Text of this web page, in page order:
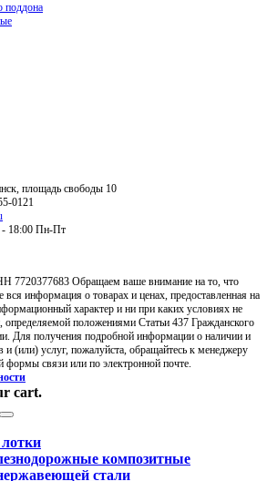
поддона
площадь свободы 10
0121
- 18:00 Пн-Пт
Обращаем ваше внимание на то, что
вся информация о товарах и ценах, предоставленная на
характер и ни при каких условиях не
определяемой положениями Статьи 437 Гражданского
Для получения подробной информации о наличии и
и (или) услуг, пожалуйста, обращайтесь к менеджеру
формы связи или по электронной почте.
cart.
композитные
стали